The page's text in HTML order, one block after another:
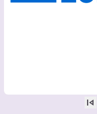
skip_previous